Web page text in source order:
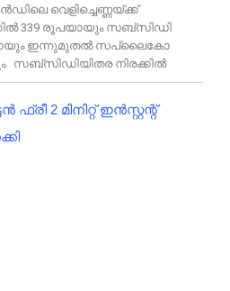
വെളിച്ചെണ്ണയ്ക്ക്
339 രൂപയായും സബ്സിഡി
ഇന്നുമുതൽ സപ്ലൈകോ
സബ്സിഡിയിതര നിരക്കിൽ